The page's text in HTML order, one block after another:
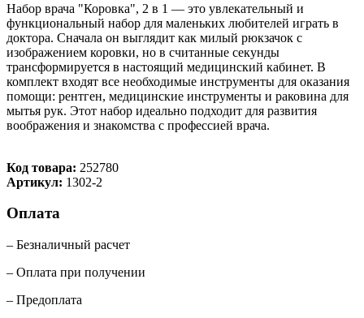
Набор врача "Коровка", 2 в 1 — это увлекательный и
функциональный набор для маленьких любителей играть в
доктора. Сначала он выглядит как милый рюкзачок с
изображением коровки, но в считанные секунды
трансформируется в настоящий медицинский кабинет. В
комплект входят все необходимые инструменты для оказания
помощи: рентген, медицинские инструменты и раковина для
мытья рук. Этот набор идеально подходит для развития
воображения и знакомства с профессией врача.
Код товара: 252780
Артикул: 1302-2
Оплата
– Безналичный расчет
– Оплата при получении
– Предоплата